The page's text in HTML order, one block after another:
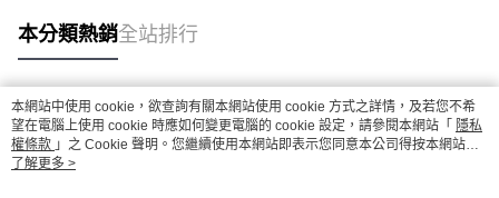
本分類熱銷全站排行
熱門標籤
本網站中使用 cookie，欲查詢有關本網站使用 cookie 方式之詳情，及若您不希
望在電腦上使用 cookie 時應如何變更電腦的 cookie 設定，請參閱本網站「 隱私
權條款 」之 Cookie 聲明。您繼續使用本網站即表示您同意本公司得按本網站使
用條款之 Cookie 聲明使用 cookie。
了解更多 >